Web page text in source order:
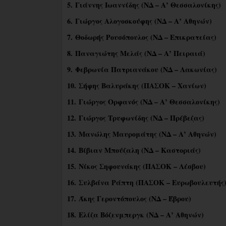
5. Γιάννης Ιωαννίδης (ΝΔ – Α’ Θεσσαλονίκης)
6. Γιώργος Αλογοσκούφης (ΝΔ – Α’ Αθηνών)
7. Θοδωρής Ρουσόπουλος (ΝΔ – Επικρατείας)
8. Παναγιώτης Μελάς (ΝΔ – Α’ Πειραιά)
9. Φεβρωνία Πατριανάκου (ΝΔ – Λακωνίας)
10. Σήφης Βαλυράκης (ΠΑΣΟΚ – Χανίων)
11. Γιώργος Ορφανός (ΝΔ – Α’ Θεσσαλονίκης)
12. Γιώργος Τρυφωνίδης (ΝΔ – Πρέβεζας)
13. Μανώλης Μαυρομάτης (ΝΔ – Α’ Αθηνών)
14. Βίβιαν Μπούζαλη (ΝΔ – Καστοριάς)
15. Νίκος Σηφουνάκης (ΠΑΣΟΚ – Λέσβου)
16. Συλβάνα Ράπτη (ΠΑΣΟΚ – Ευρωβουλευτής)
17. Άκης Γεροντόπουλος (ΝΔ – Έβρου)
18. Ελίζα Βόζενμπεργκ (ΝΔ – Α’ Αθηνών)